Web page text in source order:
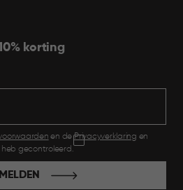
korting
en dePrivacyverklaring en
gecontroleerd.